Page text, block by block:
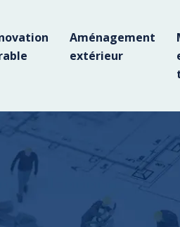
Aménagement
extérieur